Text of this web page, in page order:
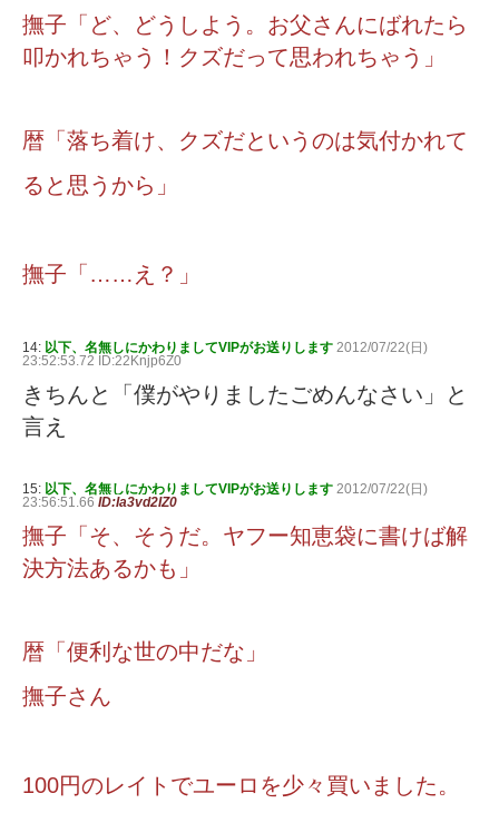
撫子「ど、どうしよう。お父さんにばれたら
叩かれちゃう！クズだって思われちゃう」
暦「落ち着け、クズだというのは気付かれて
ると思うから」
撫子「……え？」
14: 以下、名無しにかわりましてVIPがお送りします 2012/07/22(日)
23:52:53.72 ID:22Knjp6Z0
きちんと「僕がやりましたごめんなさい」と
言え
15: 以下、名無しにかわりましてVIPがお送りします 2012/07/22(日)
23:56:51.66 ID:Ia3vd2IZ0
撫子「そ、そうだ。ヤフー知恵袋に書けば解
決方法あるかも」
暦「便利な世の中だな」
撫子さん
100円のレイトでユーロを少々買いました。